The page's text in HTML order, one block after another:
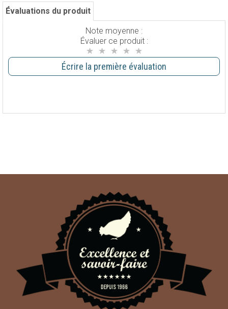
Évaluations du produit
Note moyenne :
Évaluer ce produit :
Écrire la première évaluation